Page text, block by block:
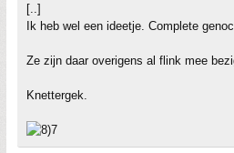
[..]
Ik heb wel een ideetje. Complete
Ze zijn daar overigens al flink mee
Knettergek.